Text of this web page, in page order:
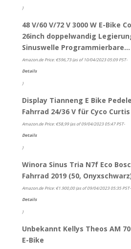
)
48 V/60 V/72 V 3000 W E-Bike
26inch doppelwandig
Sinuswelle Programmierbare…
Amazon.de Price:€596,73(as of 10/04/2023 05:09 PST-
Details
)
Display Tianneng E Bike
Fahrrad 24/36 V für Cyco
Amazon.de Price:€58,99(as of 09/04/2023 05:47 PST-
Details
)
Winora Sinus Tria N7f Eco
Fahrrad 2019 (50,
Amazon.de Price:€1.900,00(as of 09/04/2023 05:35 PST-
Details
)
Unbekannt Kellys Theos AM
E-Bike